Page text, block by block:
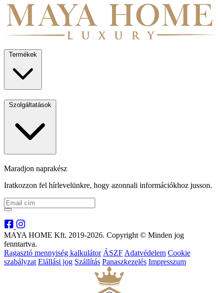
Termékek
Szolgáltatások
Maradjon naprakész
Iratkozzon fel hírlevelünkre, hogy azonnali információkhoz jusson.
MAYA HOME Kft. 2019-2026. Copyright © Minden jog
fenntartva.
Ragasztó mennyiség kalkulátor ÁSZF Adatvédelem Cookie
szabályzat Elállási jog Szállítás Panaszkezelés Impresszum